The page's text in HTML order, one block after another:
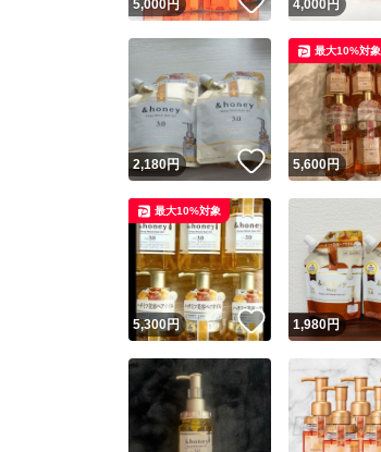
5,000円 4,000 円
2,180円 いいね！
5,600円
最大10%対象
5,300円 いいね！
最大10%対象
1,980円